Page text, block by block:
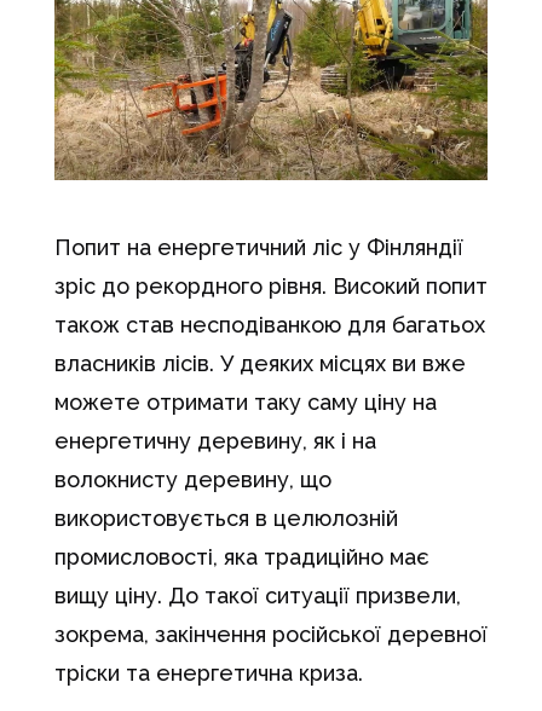
Попит на енергетичний ліс у Фінляндії
зріс до рекордного рівня. Високий попит
також став несподіванкою для багатьох
власників лісів. У деяких місцях ви вже
можете отримати таку саму ціну на
енергетичну деревину, як і на
волокнисту деревину, що
використовується в целюлозній
промисловості, яка традиційно має
вищу ціну. До такої ситуації призвели,
зокрема, закінчення російської деревної
тріски та енергетична криза.